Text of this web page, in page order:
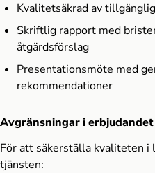
Kvalitetsäkrad av
Skriftlig rapport med
åtgärdsförslag
Presentationsmöte med
rekommendationer
Avgränsningar i erbjudandet
För att säkerställa kvaliteten i
tjänsten: